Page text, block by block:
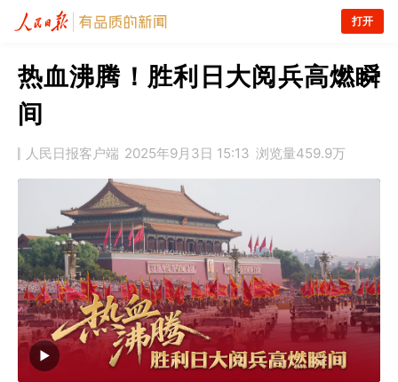
打开
热血沸腾！胜利日大阅兵高燃瞬
间
人民日报客户端 2025年9月3日 15:13 浏览量459.9万